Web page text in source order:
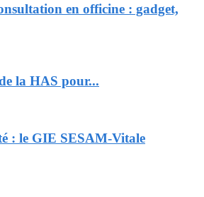
en officine : gadget,
la HAS pour...
: le GIE SESAM-Vitale